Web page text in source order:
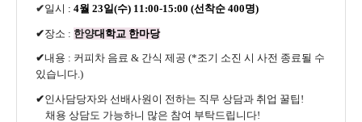
✔일시 : 4월 23일 (수) 11:00-15:00 (선착순 400명)
✔장소 : 한양대학교 한마당
✔내용 : 커피차 음료 & 간식 제공 (*조기 소진 시 사전 종료될 수
있습니다.)
✔인사담당자와 선배사원이 전하는 직무 상담과 취업 꿀팁 !
채용 상담도 가능하니 많은 참여 부탁드립니다!